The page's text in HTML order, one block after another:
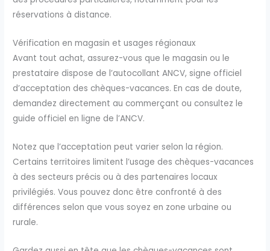
réservations à distance.
Vérification en magasin et usages régionaux
Avant tout achat, assurez-vous que le magasin ou le
prestataire dispose de l’autocollant ANCV, signe officiel
d’acceptation des chèques-vacances. En cas de doute,
demandez directement au commerçant ou consultez le
guide officiel en ligne de l’ANCV.
Notez que l’acceptation peut varier selon la région.
Certains territoires limitent l’usage des chèques-vacances
à des secteurs précis ou à des partenaires locaux
privilégiés. Vous pouvez donc être confronté à des
différences selon que vous soyez en zone urbaine ou
rurale.